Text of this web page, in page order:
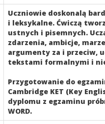
Uczniowie doskonalą
i leksykalne. Ćwiczą
ustnych i pisemnych.
zdarzenia, ambicje,
argumenty za i przeciw,
tekstami formalnymi i
Przygotowanie do
Cambridge KET (Key
dyplomu z egzaminu
WORD.